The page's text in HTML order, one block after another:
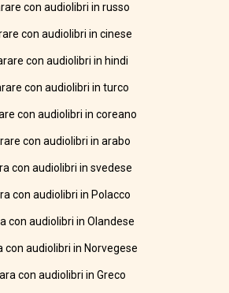
con audiolibri in russo
con audiolibri in cinese
con audiolibri in hindi
con audiolibri in turco
con audiolibri in coreano
con audiolibri in arabo
con audiolibri in svedese
con audiolibri in Polacco
con audiolibri in Olandese
con audiolibri in Norvegese
con audiolibri in Greco